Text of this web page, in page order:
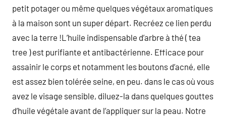
petit potager ou même quelques végétaux aromatiques
à la maison sont un super départ. Recréez ce lien perdu
avec la terre !L’huile indispensable d’arbre à thé ( tea
tree ) est purifiante et antibactérienne. Efficace pour
assainir le corps et notamment les boutons d’acné, elle
est assez bien tolérée seine, en peu. dans le cas où vous
avez le visage sensible, diluez-la dans quelques gouttes
d’huile végétale avant de l’appliquer sur la peau. Notre